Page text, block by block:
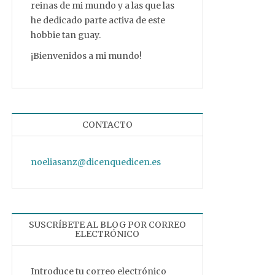
reinas de mi mundo y a las que las
he dedicado parte activa de este
hobbie tan guay.
¡Bienvenidos a mi mundo!
CONTACTO
noeliasanz@dicenquedicen.es
SUSCRÍBETE AL BLOG POR CORREO
ELECTRÓNICO
Introduce tu correo electrónico